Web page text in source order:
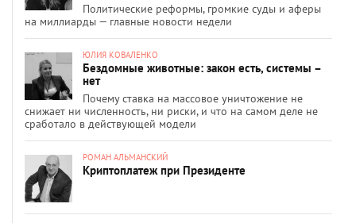
Политические реформы, громкие суды и аферы
на миллиарды — главные новости недели
ЮЛИЯ КОВАЛЕНКО
Бездомные животные: закон есть, системы –
нет
Почему ставка на массовое уничтожение не
снижает ни численность, ни риски, и что на самом деле не
сработало в действующей модели
РОМАН АЛЬМАНСКИЙ
Криптоплатеж при Президенте